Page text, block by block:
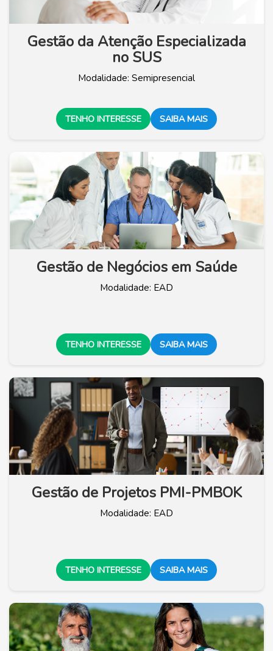
Gestão da Atenção Especializada
no SUS
Modalidade: Semipresencial
TENHO INTERESSE SAIBA MAIS
Gestão de Negócios em Saúde
Modalidade: EAD
TENHO INTERESSE SAIBA MAIS
Gestão de Projetos PMI-PMBOK
Modalidade: EAD
TENHO INTERESSE SAIBA MAIS